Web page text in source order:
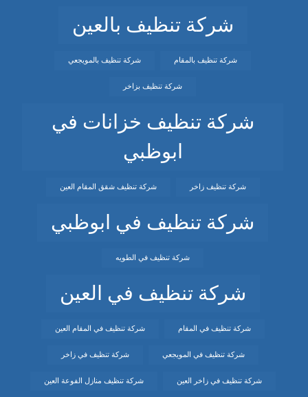
شركة تنظيف بالعين
شركة تنظيف بالمقام شركة تنظيف بالمويجعي
شركة تنظيف بزاخر
شركة تنظيف خزانات في
ابوظبي
شركة تنظيف زاخر شركة تنظيف شقق المقام العين
شركة تنظيف في ابوظبي
شركة تنظيف في الطويه
شركة تنظيف في العين
شركة تنظيف في المقام شركة تنظيف في المقام العين
شركة تنظيف في المويجعي شركة تنظيف في زاخر
شركة تنظيف في زاخر العين شركة تنظيف منازل الفوعة العين